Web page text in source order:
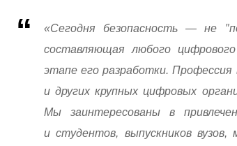
«Сегодня безопасность — не
составляющая любого
этапе его разработки.
и других крупных цифровых
Мы заинтересованы в
и студентов, выпускников